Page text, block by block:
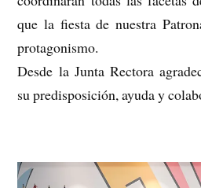
que la fiesta de nuestra
protagonismo.
Desde la Junta Rectora
su predisposición, ayuda y